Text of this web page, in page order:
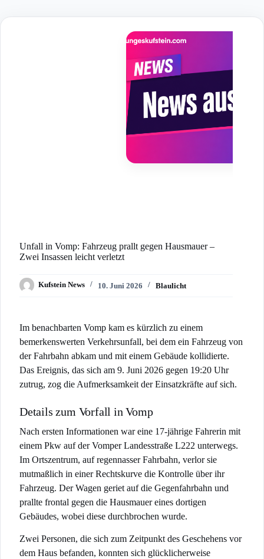
content
Unfall in Vomp: Fahrzeug prallt gegen Hausmauer –
Zwei Insassen leicht verletzt
Kufstein News 10. Juni 2026 Blaulicht
Im benachbarten Vomp kam es kürzlich zu einem
bemerkenswerten Verkehrsunfall, bei dem ein Fahrzeug von
der Fahrbahn abkam und mit einem Gebäude kollidierte.
Das Ereignis, das sich am 9. Juni 2026 gegen 19:20 Uhr
zutrug, zog die Aufmerksamkeit der Einsatzkräfte auf sich.
Details zum Vorfall in Vomp
Nach ersten Informationen war eine 17-jährige Fahrerin mit
einem Pkw auf der Vomper Landesstraße L222 unterwegs.
Im Ortszentrum, auf regennasser Fahrbahn, verlor sie
mutmaßlich in einer Rechtskurve die Kontrolle über ihr
Fahrzeug. Der Wagen geriet auf die Gegenfahrbahn und
prallte frontal gegen die Hausmauer eines dortigen
Gebäudes, wobei diese durchbrochen wurde.
Zwei Personen, die sich zum Zeitpunkt des Geschehens vor
dem Haus befanden, konnten sich glücklicherweise